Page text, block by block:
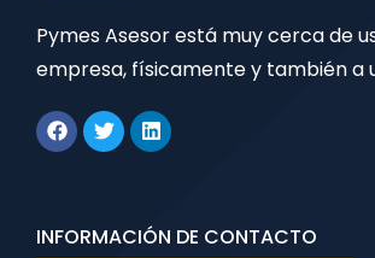
Pymes Asesor está muy cerca de
empresa, físicamente y también a
INFORMACIÓN DE CONTACTO